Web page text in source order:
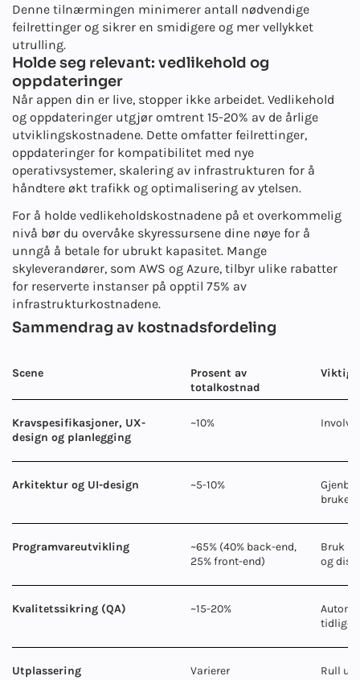
Denne tilnærmingen minimerer antall nødvendige
feilrettinger og sikrer en smidigere og mer vellykket
utrulling.
Holde seg relevant: vedlikehold og
oppdateringer
Når appen din er live, stopper ikke arbeidet. Vedlikehold
og oppdateringer utgjør omtrent 15-20% av de årlige
utviklingskostnadene. Dette omfatter feilrettinger,
oppdateringer for kompatibilitet med nye
operativsystemer, skalering av infrastrukturen for å
håndtere økt trafikk og optimalisering av ytelsen.
For å holde vedlikeholdskostnadene på et overkommelig
nivå bør du overvåke skyressursene dine nøye for å
unngå å betale for ubrukt kapasitet. Mange
skyleverandører, som AWS og Azure, tilbyr ulike rabatter
for reserverte instanser på opptil 75% av
infrastrukturkostnadene.
Sammendrag av kostnadsfordeling
Scene
Prosent av
totalkostnad
Kravspesifikasjoner, UX-
design og planlegging
~10%
Arkitektur og UI-design ~5-10%
Programvareutvikling
~65% (40% back-end,
25% front-end)
Bruk
og
Kvalitetssikring (QA) ~15-20%
Utplassering Varierer Rull ut